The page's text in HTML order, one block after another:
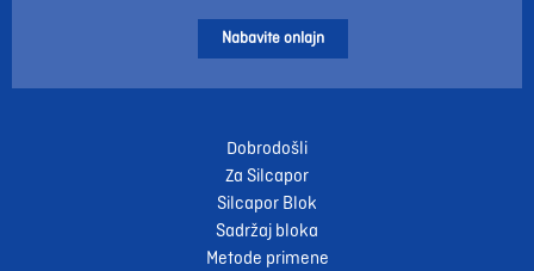
Nabavite onlajn
Dobrodošli
Za Silcapor
Silcapor Blok
Sadržaj bloka
Metode primene